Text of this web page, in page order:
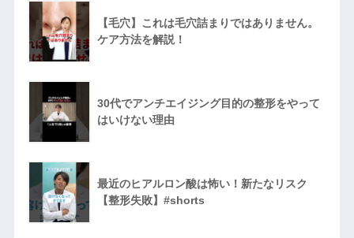
【毛穴】これは毛穴詰まりではありません。
ケア方法を解説！
30代でアンチエイジング目的の整形をやって
はいけない理由
最近のヒアルロン酸は怖い！新たなリスク
【整形失敗】#shorts